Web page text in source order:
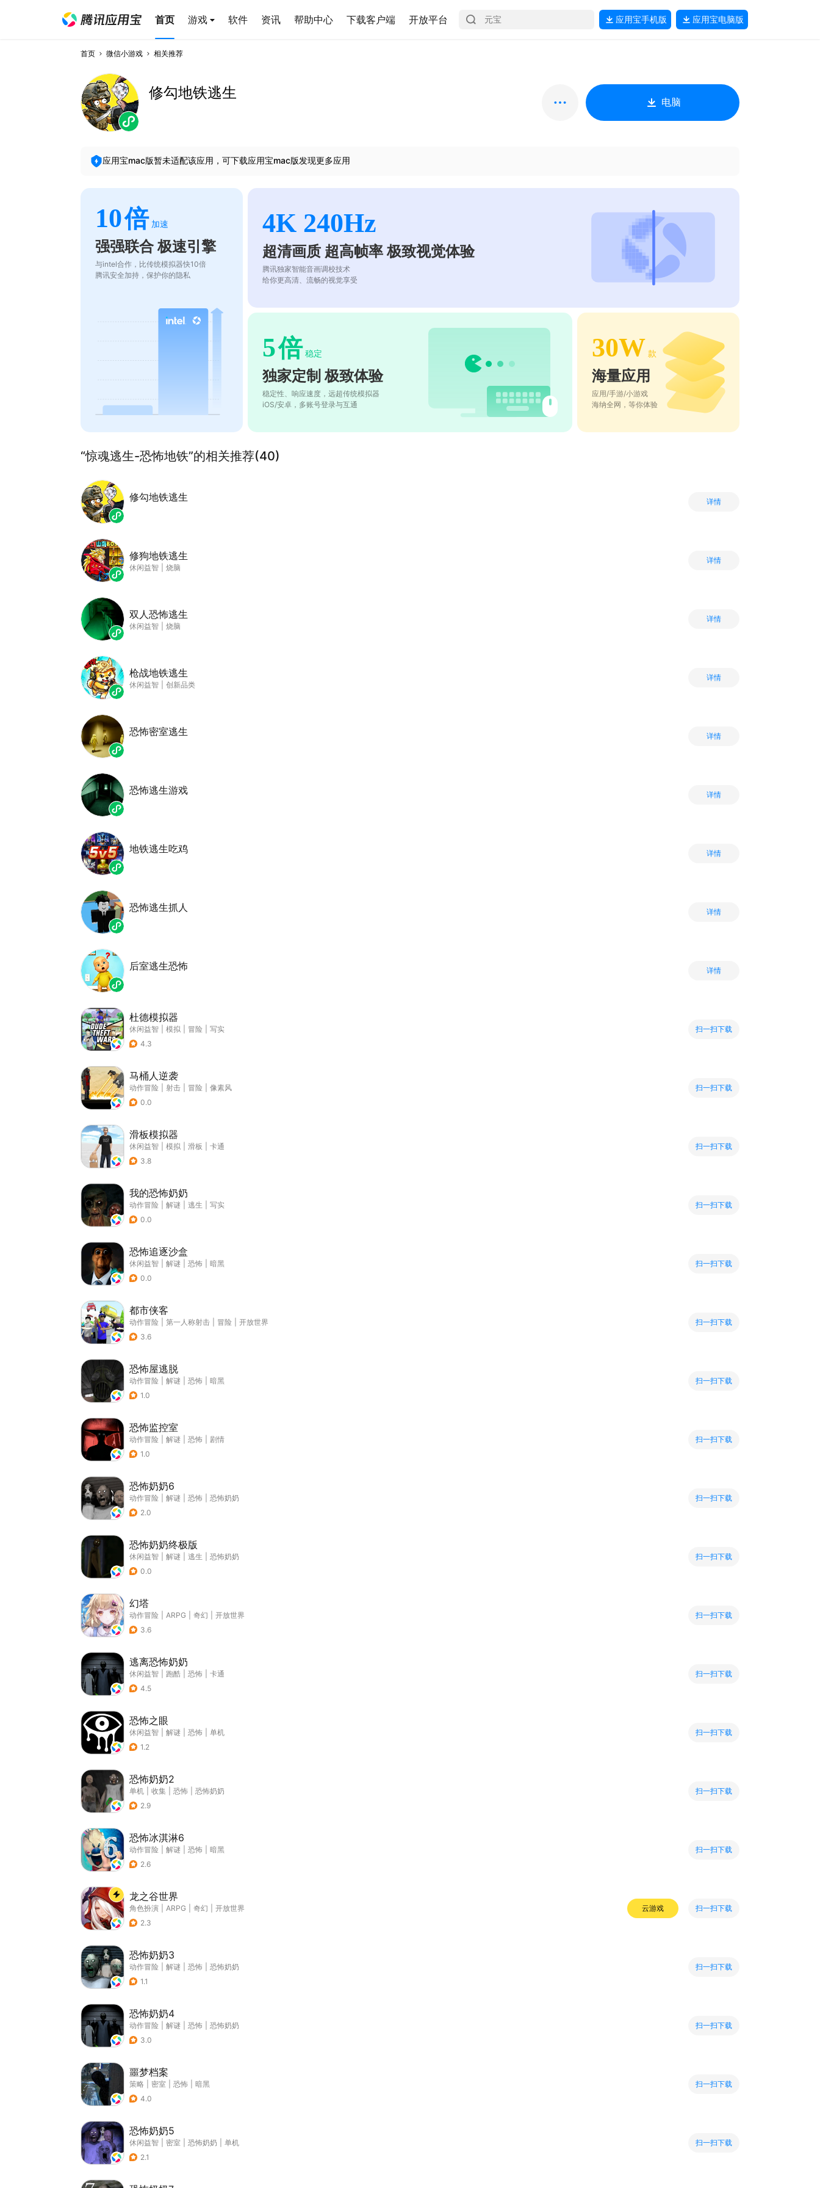
首页 游戏 软件 资讯 帮助中心 下载客户端 开放平台 应用宝手机版 应用宝电脑版
首页 微信小游戏 相关推荐
修勾地铁逃生
电脑
应用宝mac版暂未适配该应用，可下载应用宝mac版发现更多应用
10倍 加速
强强联合 极速引擎
与intel合作，比传统模拟器快10倍
腾讯安全加持，保护你的隐私
4K 240Hz
超清画质 超高帧率 极致视觉体验
腾讯独家智能音画调校技术
给你更高清、流畅的视觉享受
5倍 稳定
独家定制 极致体验
稳定性、响应速度，远超传统模拟器
iOS/安卓，多账号登录与互通
30W 款
海量应用
应用/手游/小游戏
海纳全网，等你体验
“惊魂逃生-恐怖地铁”的相关推荐(40)
修勾地铁逃生 详情
修狗地铁逃生
休闲益智 烧脑
详情
双人恐怖逃生
休闲益智 烧脑
详情
枪战地铁逃生
休闲益智 创新品类
详情
恐怖密室逃生 详情
恐怖逃生游戏 详情
地铁逃生吃鸡 详情
恐怖逃生抓人 详情
后室逃生恐怖 详情
杜德模拟器
休闲益智 模拟 冒险
写实
4.3
扫一扫下载
马桶人逆袭
动作冒险 射击 冒险
像素风
0.0
扫一扫下载
滑板模拟器
休闲益智 模拟 滑板
卡通
3.8
扫一扫下载
我的恐怖奶奶
动作冒险 解谜 逃生
写实
0.0
扫一扫下载
恐怖追逐沙盒
休闲益智 解谜 恐怖
暗黑
0.0
扫一扫下载
都市侠客
动作冒险 第一人称射击 冒险
开放世界
3.6
扫一扫下载
恐怖屋逃脱
动作冒险 解谜 恐怖
暗黑
1.0
扫一扫下载
恐怖监控室
动作冒险 解谜 恐怖
剧情
1.0
扫一扫下载
恐怖奶奶6
动作冒险 解谜 恐怖
恐怖奶奶
2.0
扫一扫下载
恐怖奶奶终极版
休闲益智 解谜 逃生
恐怖奶奶
0.0
扫一扫下载
幻塔
动作冒险 ARPG 奇幻
开放世界
3.6
扫一扫下载
逃离恐怖奶奶
休闲益智 跑酷 恐怖
卡通
4.5
扫一扫下载
恐怖之眼
休闲益智 解谜 恐怖
单机
1.2
扫一扫下载
恐怖奶奶2
单机 收集 恐怖
恐怖奶奶
2.9
扫一扫下载
恐怖冰淇淋6
动作冒险 解谜 恐怖
暗黑
2.6
扫一扫下载
龙之谷世界
角色扮演 ARPG 奇幻
开放世界
2.3
云游戏 扫一扫下载
恐怖奶奶3
动作冒险 解谜 恐怖
恐怖奶奶
1.1
扫一扫下载
恐怖奶奶4
动作冒险 解谜 恐怖
恐怖奶奶
3.0
扫一扫下载
噩梦档案
策略 密室 恐怖
暗黑
4.0
扫一扫下载
恐怖奶奶5
休闲益智 密室 恐怖奶奶
单机
2.1
扫一扫下载